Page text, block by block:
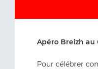
Apéro Breizh au
Pour célébrer